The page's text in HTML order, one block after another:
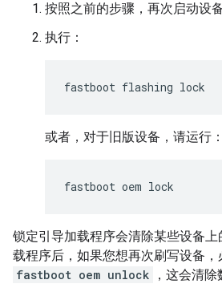
按照之前的步骤，再次启动设
执行：
或者，对于旧版设备，请运行：
锁定引导加载程序会清除某些设备
载程序后，如果您想再次刷写设备
fastboot oem unlock
，这会清除